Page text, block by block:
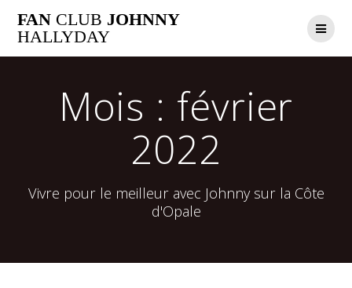
au
FAN CLUB JOHNNY
HALLYDAY
Mois : février
2022
Vivre pour le meilleur avec Johnny sur la Côte
d'Opale